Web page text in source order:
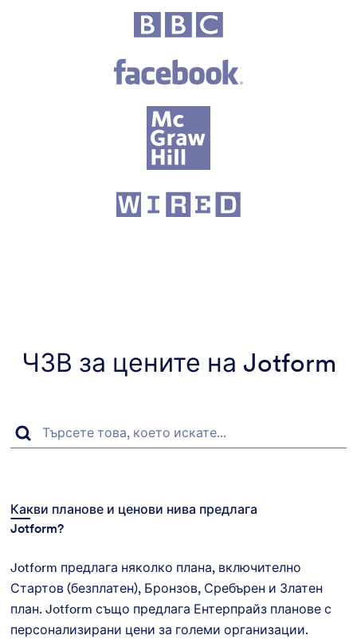
Fortune 500 companies
ЧЗВ за цените на Jotform
Какви планове и ценови нива предлага
Jotform?
Jotform предлага няколко плана, включително
Стартов (безплатен), Бронзов, Сребърен и Златен
план. Jotform също предлага Ентерпрайз планове с
персонализирани цени за големи организации.